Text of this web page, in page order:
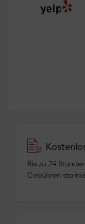
Bis zu 24
Gebühren